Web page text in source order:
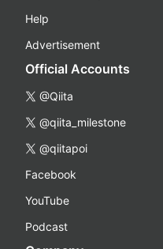
Help
Advertisement
Official Accounts
@Qiita
@qiita_milestone
@qiitapoi
Facebook
YouTube
Podcast